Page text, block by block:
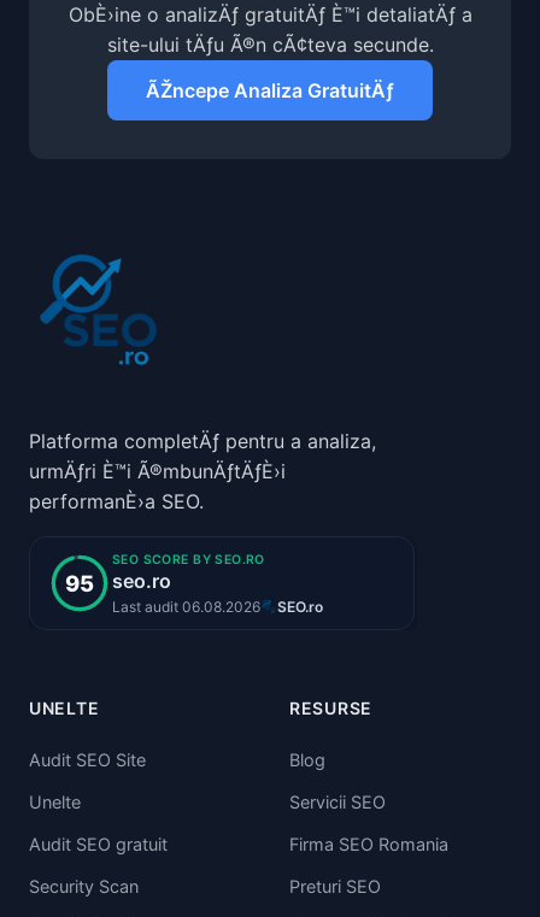
ObÈ›ine o analizÄƒ gratuitÄƒ È™i detaliatÄƒ a
site-ului tÄƒu Ã®n cÃ¢teva secunde.
ÃŽncepe Analiza GratuitÄƒ
Platforma completÄƒ pentru a analiza,
urmÄƒri È™i Ã®mbunÄƒtÄƒÈ›i
performanÈ›a SEO.
UNELTE
Audit SEO Site
Unelte
Audit SEO gratuit
Security Scan
RESURSE
Blog
Servicii SEO
Firma SEO Romania
Preturi SEO